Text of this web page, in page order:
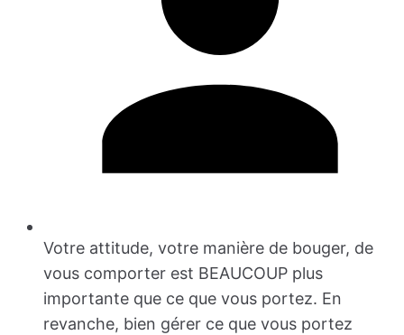
Votre attitude, votre manière de bouger, de
vous comporter est BEAUCOUP plus
importante que ce que vous portez. En
revanche, bien gérer ce que vous portez